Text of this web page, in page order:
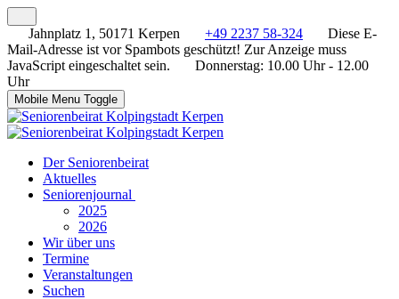
Jahnplatz 1, 50171 Kerpen +49 2237 58-324
Diese E-
Mail-Adresse ist vor Spambots geschützt! Zur Anzeige muss
JavaScript eingeschaltet sein.
Donnerstag: 10.00 Uhr - 12.00
Uhr
Mobile Menu Toggle
Der Seniorenbeirat
Aktuelles
Seniorenjournal
2025
2026
Wir über uns
Termine
Veranstaltungen
Suchen